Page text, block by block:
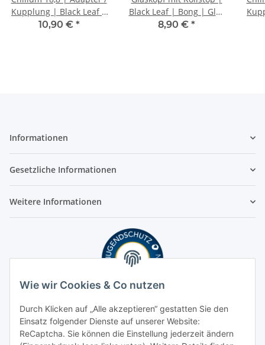
Kupplung | Black Leaf |
19cm
10,90 € *
Black Leaf | Bong | Glas
Steckkopf 18,8
8,90 € *
Informationen
Gesetzliche Informationen
Weitere Informationen
Wie wir Cookies & Co nutzen
Durch Klicken auf „Alle akzeptieren“ gestatten Sie den
Einsatz folgender Dienste auf unserer Website:
ReCaptcha. Sie können die Einstellung jederzeit ändern